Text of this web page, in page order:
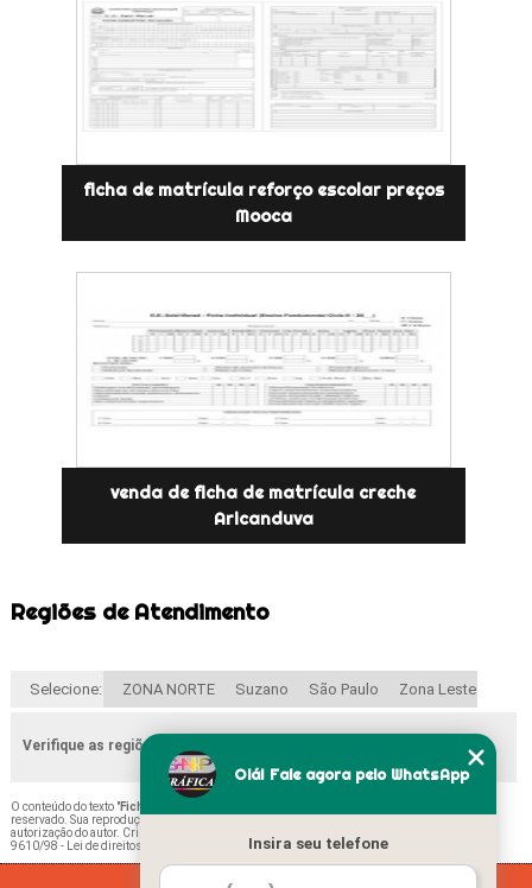
ficha de matrícula reforço escolar preços
Mooca
venda de ficha de matrícula creche
Aricanduva
Regiões de Atendimento
Selecione: ZONA NORTE Suzano São Paulo Zona Leste
Verifique as regiões que atendemos
O conteúdo do texto "Ficha de Matrícula Educação Infantil Preços Poá
reservado. Sua reprodução, parcial ou total, mesmo citando nossos links, é proibida sem a
autorização do autor. Crime de violação de direito autoral – artigo 184 do Código Penal –
9610/98 - Lei de direitos autorais
Olá! Fale agora pelo WhatsApp
Insira seu telefone